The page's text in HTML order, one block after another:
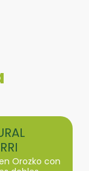
Orozko con